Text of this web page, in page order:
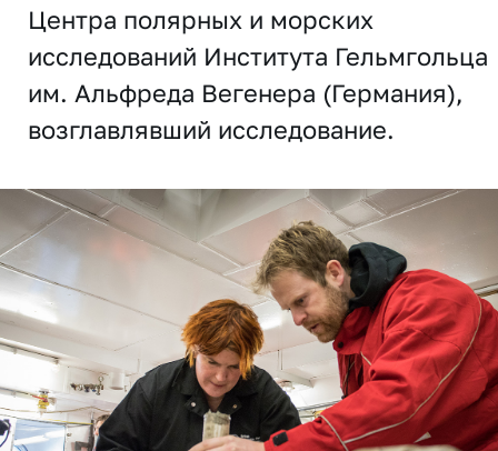
Центра полярных и морских
исследований Института Гельмгольца
им. Альфреда Вегенера (Германия),
возглавлявший исследование.